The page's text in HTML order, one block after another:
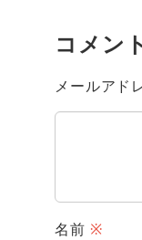
コメン
メールアド
名前 ※